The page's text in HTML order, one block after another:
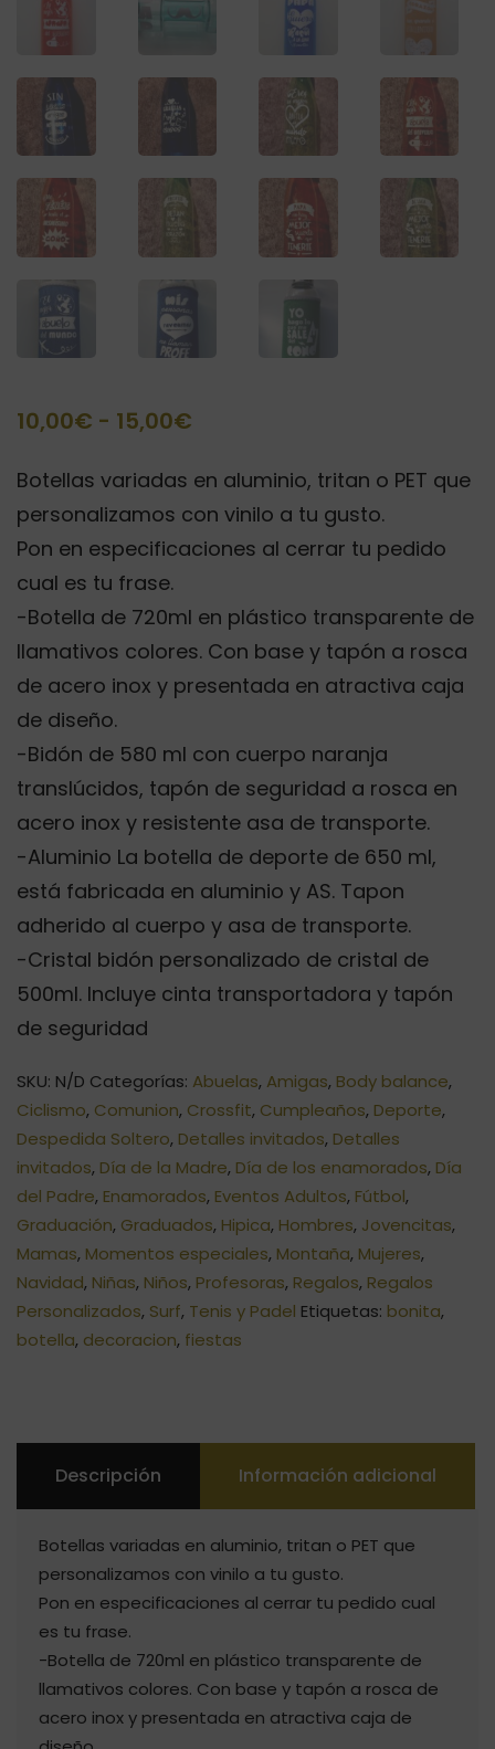
10,00€ - 15,00€
precios:
desde
hasta
15,00€
Botellas variadas en aluminio, tritan o PET que
personalizamos con vinilo a tu gusto.
Pon en especificaciones al cerrar tu pedido
cual es tu frase.
-Botella de 720ml en plástico transparente de
llamativos colores. Con base y tapón a rosca
de acero inox y presentada en atractiva caja
de diseño.
-Bidón de 580 ml con cuerpo naranja
translúcidos, tapón de seguridad a rosca en
acero inox y resistente asa de transporte.
-Aluminio La botella de deporte de 650 ml,
está fabricada en aluminio y AS. Tapon
adherido al cuerpo y asa de transporte.
-Cristal bidón personalizado de cristal de
500ml. Incluye cinta transportadora y tapón
de seguridad
SKU: N/D Categorías: Abuelas, Amigas, Body balance,
Ciclismo, Comunion, Crossfit, Cumpleaños, Deporte,
Despedida Soltero, Detalles invitados, Detalles
invitados, Día de la Madre, Día de los enamorados, Día
del Padre, Enamorados, Eventos Adultos, Fútbol,
Graduación, Graduados, Hipica, Hombres, Jovencitas,
Mamas, Momentos especiales, Montaña, Mujeres,
Navidad, Niñas, Niños, Profesoras, Regalos, Regalos
Personalizados, Surf, Tenis y Padel Etiquetas: bonita,
botella, decoracion, fiestas
Descripción Información adicional
Botellas variadas en aluminio, tritan o PET que
personalizamos con vinilo a tu gusto.
Pon en especificaciones al cerrar tu pedido cual
es tu frase.
-Botella de 720ml en plástico transparente de
llamativos colores. Con base y tapón a rosca de
acero inox y presentada en atractiva caja de